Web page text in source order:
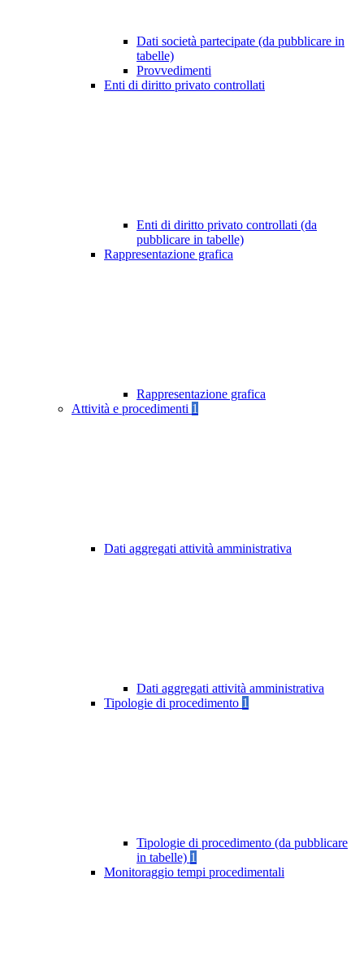
Dati società partecipate (da pubblicare in
tabelle)
Provvedimenti
Enti di diritto privato controllati
Enti di diritto privato controllati (da
pubblicare in tabelle)
Rappresentazione grafica
Rappresentazione grafica
Attività e procedimenti 1
Dati aggregati attività amministrativa
Dati aggregati attività amministrativa
Tipologie di procedimento 1
Tipologie di procedimento (da pubblicare
in tabelle) 1
Monitoraggio tempi procedimentali